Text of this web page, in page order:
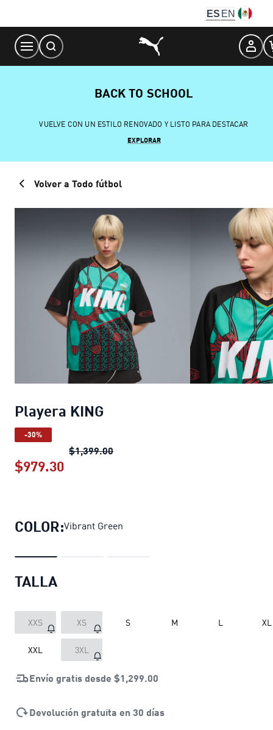
Content
ES EN
BACK TO SCHOOL
VUELVE CON UN ESTILO RENOVADO Y LISTO PARA DESTACAR
EXPLORAR
Volver a Todo fútbol
Playera KING
-30%
$1,399.00Playera KING
$979.30
COLOR:Vibrant Green
TALLA
XXS XS S M L XL
XXL 3XL
Envío gratis desde $1,299.00
Devolución gratuita en 30 días